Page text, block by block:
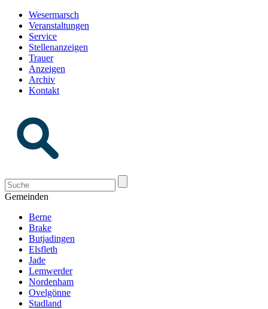
Wesermarsch
Veranstaltungen
Service
Stellenanzeigen
Trauer
Anzeigen
Archiv
Kontakt
Gemeinden
Berne
Brake
Butjadingen
Elsfleth
Jade
Lemwerder
Nordenham
Ovelgönne
Stadland